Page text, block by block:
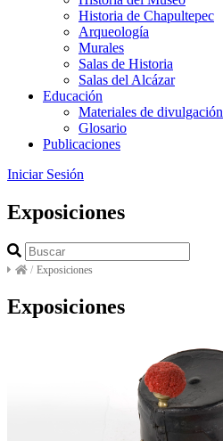
Historia de Chapultepec
Arqueología
Murales
Salas de Historia
Salas del Alcázar
Educación
Materiales de divulgación
Glosario
Publicaciones
Iniciar Sesión
Exposiciones
/ Exposiciones
Exposiciones